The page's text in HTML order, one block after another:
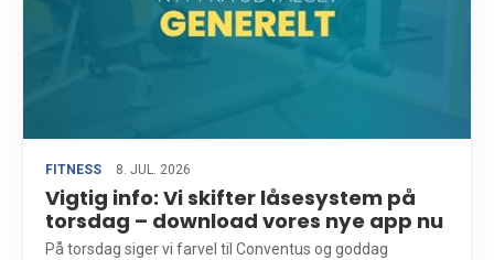
FITNESS 8. JUL. 2026
Vigtig info: Vi skifter låsesystem på
torsdag – download vores nye app nu
På torsdag siger vi farvel til Conventus og goddag